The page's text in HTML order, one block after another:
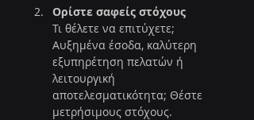
Ορίστε σαφείς στόχους
Τι θέλετε να επιτύχετε;
Αυξημένα έσοδα, καλύτερη
εξυπηρέτηση πελατών ή
λειτουργική
αποτελεσματικότητα; Θέστε
μετρήσιμους στόχους.